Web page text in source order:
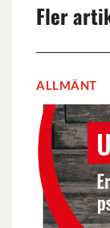
Fler
ALLMÄNT
Rapporten
UNGA
BERÄTTAR
om
erfarenheter
av
stöd